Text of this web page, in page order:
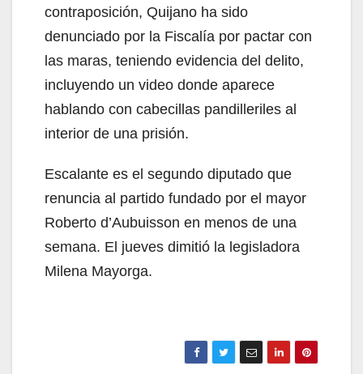
contraposición, Quijano ha sido
denunciado por la Fiscalía por pactar con
las maras, teniendo evidencia del delito,
incluyendo un video donde aparece
hablando con cabecillas pandilleriles al
interior de una prisión.
Escalante es el segundo diputado que
renuncia al partido fundado por el mayor
Roberto d’Aubuisson en menos de una
semana. El jueves dimitió la legisladora
Milena Mayorga.